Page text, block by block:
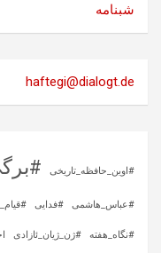
شبنامه
haftegi@dialogt.de
#اوین_حافظه_تاریخی
#عباس_هاشمی #فدایی
#نگاه_هفته #ژن_ژیان_ئازادی